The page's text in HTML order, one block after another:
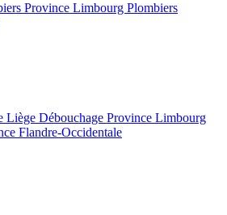
Province Limbourg Plombiers
Liège Débouchage Province Limbourg
Flandre-Occidentale